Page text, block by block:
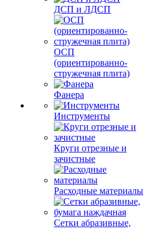
ДСП и ЛДСП
ОСП
(ориентированно-
стружечная плита)
Фанера
Инструменты
Круги отрезные и
зачистные
Расходные материалы
Сетки абразивные,